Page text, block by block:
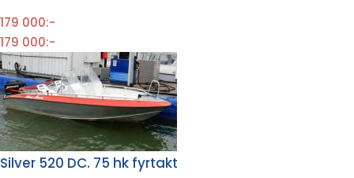
179 000:-
179 000:-
Silver 520 DC. 75 hk fyrtakt